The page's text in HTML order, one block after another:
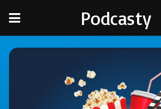
Podcasty